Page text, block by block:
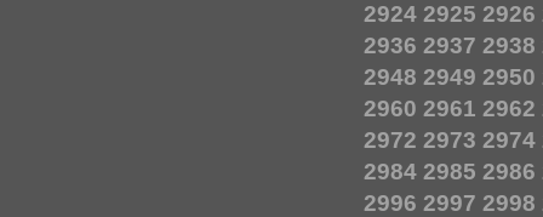
2924 2925 2926
2936 2937 2938
2948 2949 2950
2960 2961 2962
2972 2973 2974
2984 2985 2986
2996 2997 2998